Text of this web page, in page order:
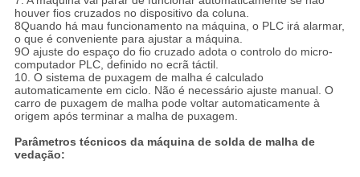
houver fios cruzados no dispositivo da coluna.
8Quando há mau funcionamento na máquina, o PLC irá alarmar,
o que é conveniente para ajustar a máquina.
9O ajuste do espaço do fio cruzado adota o controlo do micro-
computador PLC, definido no ecrã táctil.
10. O sistema de puxagem de malha é calculado
automaticamente em ciclo. Não é necessário ajuste manual. O
carro de puxagem de malha pode voltar automaticamente à
origem após terminar a malha de puxagem.
Parâmetros técnicos da máquina de solda de malha de
vedação: